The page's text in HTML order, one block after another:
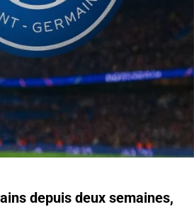
depuis deux semaines,